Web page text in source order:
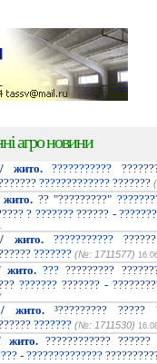
агро новини
жито.???????????
????????????? ???????
?? "?????????"
? ??????? ?????? -
жито.???????????
??????? (№: 1711577)
??? ?????????
??????? ??????? -
жито.³????????? ?????
??????? (№: 1711530)
жито.????????????
- ??????????????